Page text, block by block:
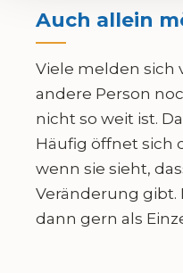
Auch allein
Viele melden sich
andere Person
nicht so weit ist.
Häufig öffnet sich
wenn sie sieht,
Veränderung gibt.
dann gern als